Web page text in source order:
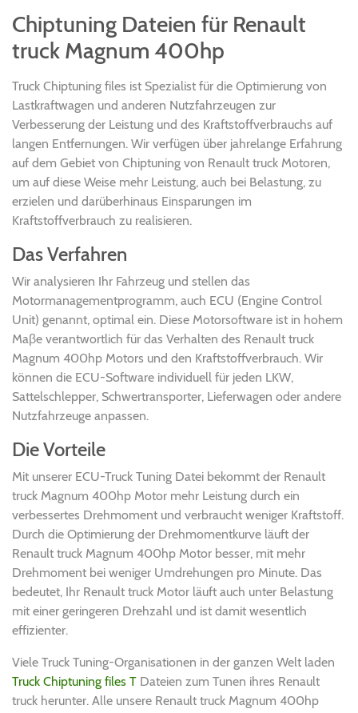
Chiptuning Dateien für Renault
truck Magnum 400hp
Truck Chiptuning files ist Spezialist für die Optimierung von
Lastkraftwagen und anderen Nutzfahrzeugen zur
Verbesserung der Leistung und des Kraftstoffverbrauchs auf
langen Entfernungen. Wir verfügen über jahrelange Erfahrung
auf dem Gebiet von Chiptuning von Renault truck Motoren,
um auf diese Weise mehr Leistung, auch bei Belastung, zu
erzielen und darüberhinaus Einsparungen im
Kraftstoffverbrauch zu realisieren.
Das Verfahren
Wir analysieren Ihr Fahrzeug und stellen das
Motormanagementprogramm, auch ECU (Engine Control
Unit) genannt, optimal ein. Diese Motorsoftware ist in hohem
Maβe verantwortlich für das Verhalten des Renault truck
Magnum 400hp Motors und den Kraftstoffverbrauch. Wir
können die ECU-Software individuell für jeden LKW,
Sattelschlepper, Schwertransporter, Lieferwagen oder andere
Nutzfahrzeuge anpassen.
Die Vorteile
Mit unserer ECU-Truck Tuning Datei bekommt der Renault
truck Magnum 400hp Motor mehr Leistung durch ein
verbessertes Drehmoment und verbraucht weniger Kraftstoff.
Durch die Optimierung der Drehmomentkurve läuft der
Renault truck Magnum 400hp Motor besser, mit mehr
Drehmoment bei weniger Umdrehungen pro Minute. Das
bedeutet, Ihr Renault truck Motor läuft auch unter Belastung
mit einer geringeren Drehzahl und ist damit wesentlich
effizienter.
Viele Truck Tuning-Organisationen in der ganzen Welt laden
Truck Chiptuning files T Dateien zum Tunen ihres Renault
truck herunter. Alle unsere Renault truck Magnum 400hp